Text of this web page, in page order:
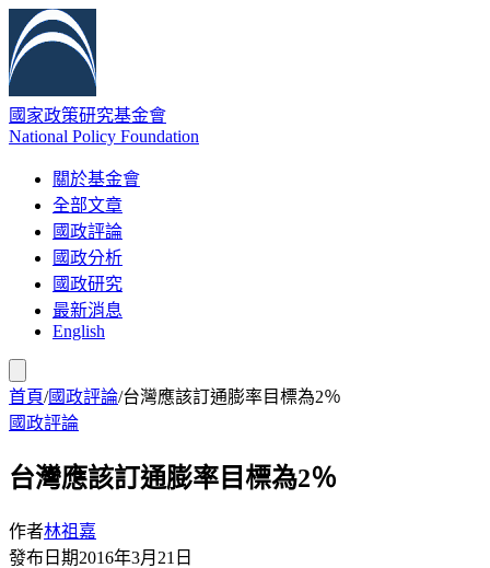
國家政策研究基金會
National Policy Foundation
關於基金會
全部文章
國政評論
國政分析
國政研究
最新消息
English
首頁/國政評論/台灣應該訂通膨率目標為2％
國政評論
台灣應該訂通膨率目標為2％
作者林祖嘉
發布日期2016年3月21日